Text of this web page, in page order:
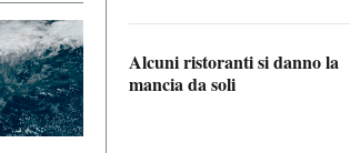
Alcuni ristoranti si danno la
mancia da soli